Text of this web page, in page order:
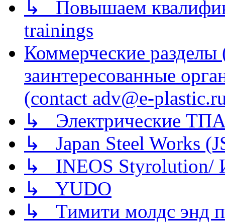
↳ Повышаем
trainings
Коммерческие
заинтересованные
(contact adv@e-
↳ Электрические
↳ Japan Steel Works
↳ INEOS
↳ YUDO
↳ Тимити молдс энд